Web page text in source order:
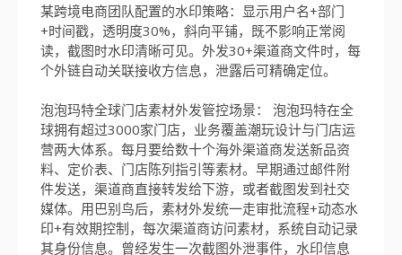
某跨境电商团队配置的水印策略：显示用户名+部门
+时间戳，透明度30%，斜向平铺，既不影响正常阅
读，截图时水印清晰可见。外发30+渠道商文件时，每
个外链自动关联接收方信息，泄露后可精确定位。
泡泡玛特全球门店素材外发管控场景： 泡泡玛特在全
球拥有超过3000家门店，业务覆盖潮玩设计与门店运
营两大体系。每月要给数十个海外渠道商发送新品资
料、定价表、门店陈列指引等素材。早期通过邮件附
件发送，渠道商直接转发给下游，或者截图发到社交
媒体。用巴别鸟后，素材外发统一走审批流程+动态水
印+有效期控制，每次渠道商访问素材，系统自动记录
其身份信息。曾经发生一次截图外泄事件，水印信息